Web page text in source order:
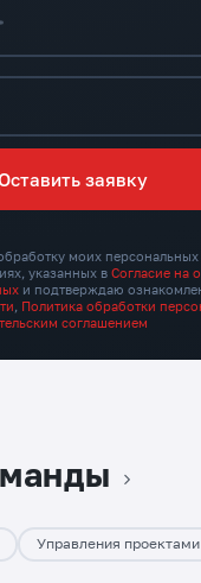
заявку
моих
указанных в Согласие на
и подтверждаю
Политика обработки
соглашением
Управления проектами